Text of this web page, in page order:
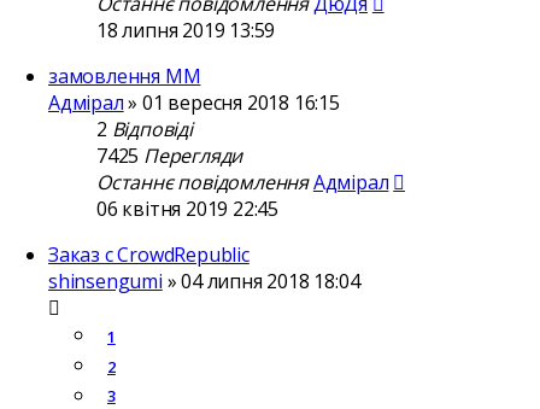
18 липня 2019 13:59
замовлення ММ
Адмірал»01 вересня 2018 16:15
2 Відповіді
7425 Перегляди
Останнє повідомленняАдмірал
06 квітня 2019 22:45
Заказ с CrowdRepublic
shinsengumi »04 липня 2018 18:04
1
2
3